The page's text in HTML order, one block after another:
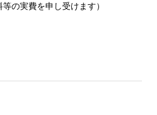
の実費を申し受けます）